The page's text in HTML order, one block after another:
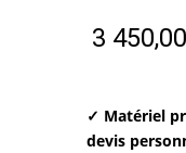
3 450,00
✓ Matériel
devis